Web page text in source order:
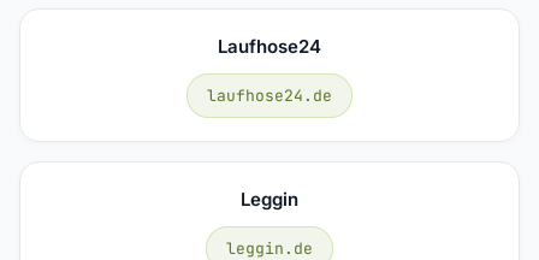
Laufhose24
laufhose24.de
Leggin
leggin.de